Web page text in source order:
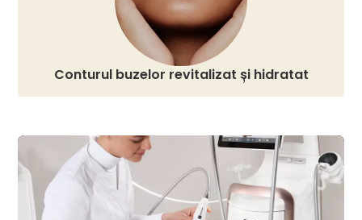
Conturul buzelor revitalizat și hidratat